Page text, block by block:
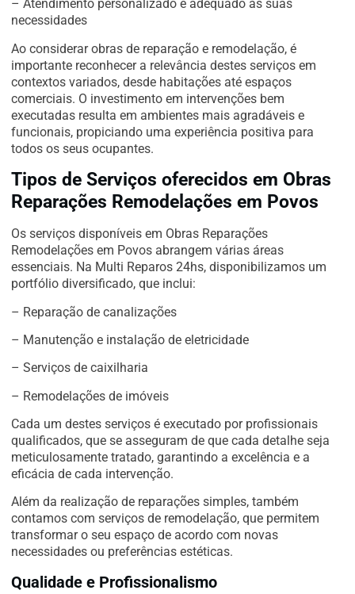
– Atendimento personalizado e adequado às suas
necessidades
Ao considerar obras de reparação e remodelação, é
importante reconhecer a relevância destes serviços em
contextos variados, desde habitações até espaços
comerciais. O investimento em intervenções bem
executadas resulta em ambientes mais agradáveis e
funcionais, propiciando uma experiência positiva para
todos os seus ocupantes.
Tipos de Serviços oferecidos em Obras
Reparações Remodelações em Povos
Os serviços disponíveis em Obras Reparações
Remodelações em Povos abrangem várias áreas
essenciais. Na Multi Reparos 24hs, disponibilizamos um
portfólio diversificado, que inclui:
– Reparação de canalizações
– Manutenção e instalação de eletricidade
– Serviços de caixilharia
– Remodelações de imóveis
Cada um destes serviços é executado por profissionais
qualificados, que se asseguram de que cada detalhe seja
meticulosamente tratado, garantindo a excelência e a
eficácia de cada intervenção.
Além da realização de reparações simples, também
contamos com serviços de remodelação, que permitem
transformar o seu espaço de acordo com novas
necessidades ou preferências estéticas.
Qualidade e Profissionalismo